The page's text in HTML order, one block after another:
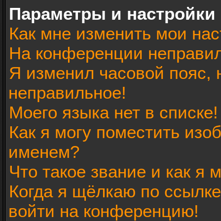
Параметры и настройки
Как мне изменить мои
На конференции
Я изменил часовой пояс,
неправильное!
Моего языка нет в списке!
Как я могу поместить
именем?
Что такое звание и как я
Когда я щёлкаю по
войти на конференцию!